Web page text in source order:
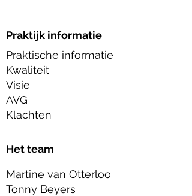
Praktijk informatie
Praktische informatie
Kwaliteit
Visie
AVG
Klachten
Het team
Martine van Otterloo
Tonny Beyers